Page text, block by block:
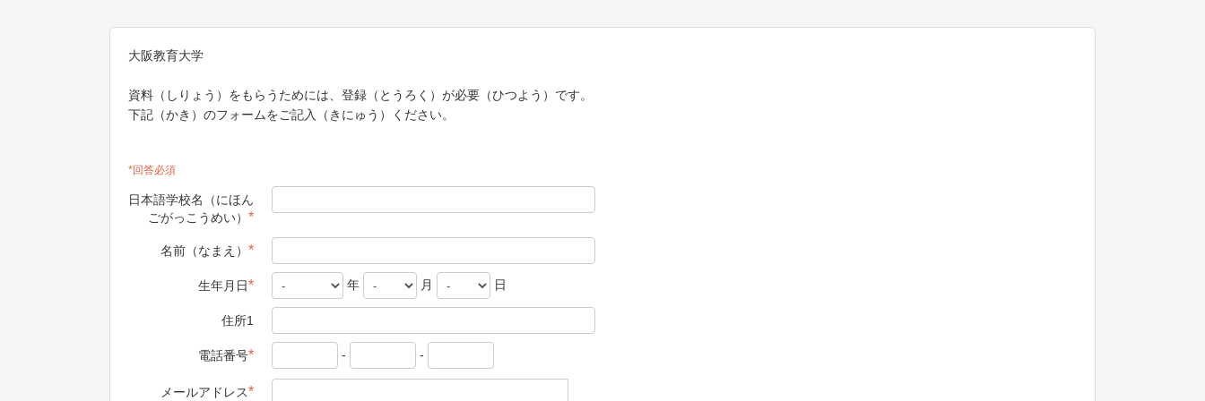
大阪教育大学
資料（しりょう）をもらうためには、登録（とうろく）が必要（ひつよう）です。
下記（かき）のフォームをご記入（きにゅう）ください。
*回答必須
日本語学校名（にほん
ごがっこうめい） *
名前（なまえ） *
生年月日* 年 月 日
住所1
電話番号* - -
メールアドレス*